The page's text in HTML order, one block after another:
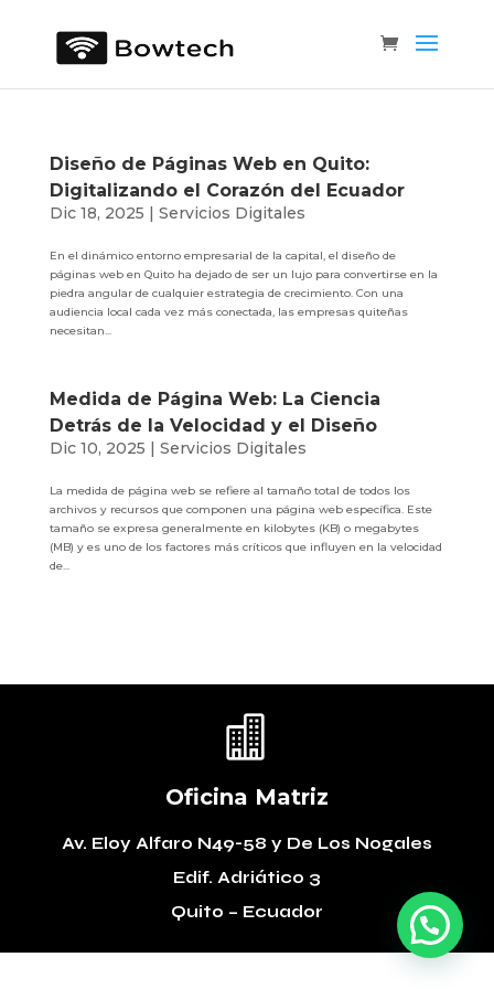
Diseño de Páginas Web en Quito:
Digitalizando el Corazón del Ecuador
Dic 18, 2025 | Servicios Digitales
En el dinámico entorno empresarial de la capital, el diseño de
páginas web en Quito ha dejado de ser un lujo para convertirse en la
piedra angular de cualquier estrategia de crecimiento. Con una
audiencia local cada vez más conectada, las empresas quiteñas
necesitan...
Medida de Página Web: La Ciencia
Detrás de la Velocidad y el Diseño
Dic 10, 2025 | Servicios Digitales
La medida de página web se refiere al tamaño total de todos los
archivos y recursos que componen una página web específica. Este
tamaño se expresa generalmente en kilobytes (KB) o megabytes
(MB) y es uno de los factores más críticos que influyen en la velocidad
de...

Oficina Matriz
Av. Eloy Alfaro N49-58 y De Los Nogales
Edif. Adriático 3
Quito – Ecuador